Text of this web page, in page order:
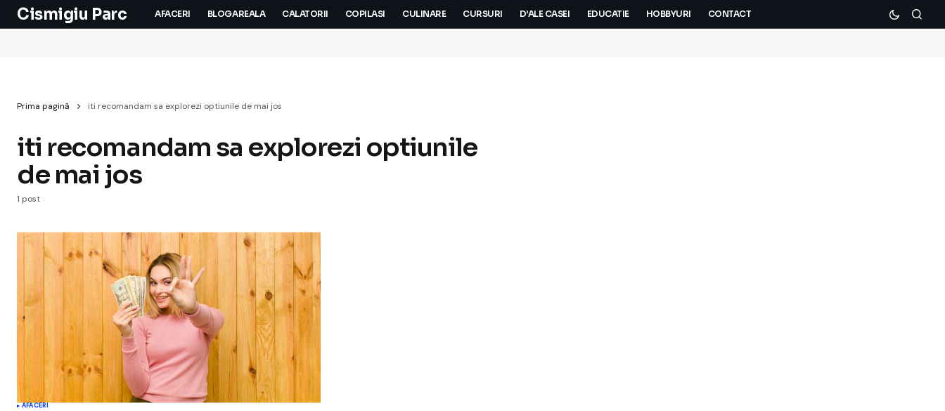
Cismigiu Parc AFACERI BLOGAREALA CALATORII COPILASI CULINARE CURSURI D’ALE CASEI EDUCATIE HOBBYURI CONTACT
Prima pagină iti recomandam sa explorezi optiunile de mai jos
iti recomandam sa explorezi optiunile
de mai jos
1 post
AFACERI